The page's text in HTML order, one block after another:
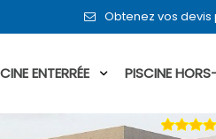
Obtenez vos devis
ENTERRÉE PISCINE